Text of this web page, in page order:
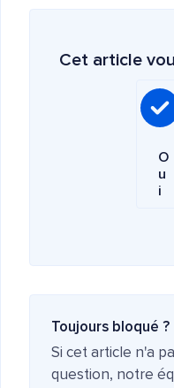
Cet article
O
u
i
Toujours bloqué ?
Si cet article n'a
question, notre